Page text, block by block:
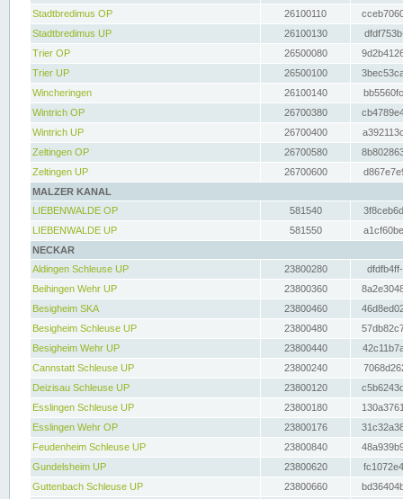
Stadtbredimus OP
26100110
Stadtbredimus UP
26100130
Trier OP
26500080
Trier UP
26500100
Wincheringen
26100140
Wintrich OP
26700380
Wintrich UP
26700400
Zeltingen OP
26700580
Zeltingen UP
26700600
MALZER KANAL
LIEBENWALDE OP
581540
LIEBENWALDE UP
581550
NECKAR
Aldingen Schleuse UP
23800280
Beihingen Wehr UP
23800360
Besigheim SKA
23800460
Besigheim Schleuse UP
23800480
Besigheim Wehr UP
23800440
Cannstatt Schleuse UP
23800240
Deizisau Schleuse UP
23800120
Esslingen Schleuse UP
23800180
Esslingen Wehr OP
23800176
Feudenheim Schleuse UP
23800840
Gundelsheim UP
23800620
Guttenbach Schleuse UP
23800660